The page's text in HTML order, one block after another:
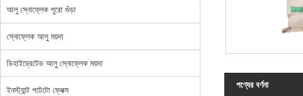
আলু স্নোফ্লেক পুরো গুঁড়া
স্নোফ্লেক আলু ময়দা
ডিহাইড্রেটেড আলু স্নোফ্লেক ময়দা
ইনস্ট্যান্ট পটেটো ফ্লেক্স
পণ্যের বর্ণনা